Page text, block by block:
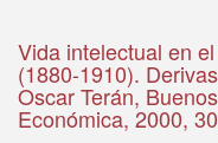
Vida intelectual en
(1880-1910).
Oscar Terán,
Económica, 2000,